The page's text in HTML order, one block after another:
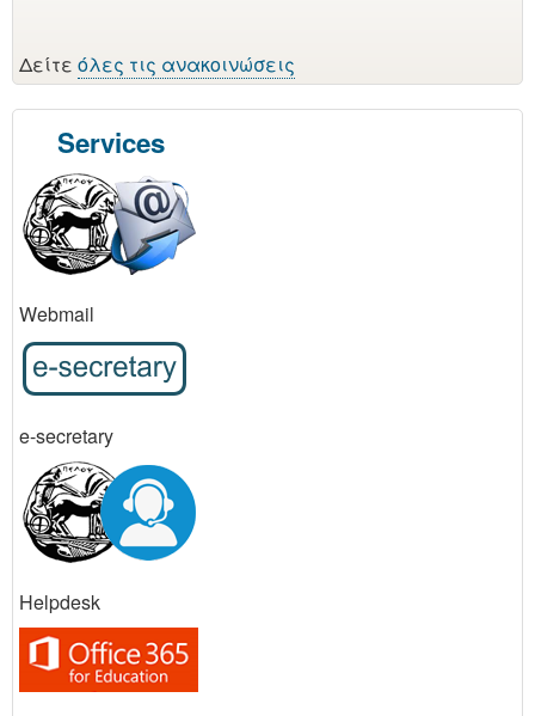
Δείτε όλες τις ανακοινώσεις
Services
Webmail
e-secretary
Helpdesk